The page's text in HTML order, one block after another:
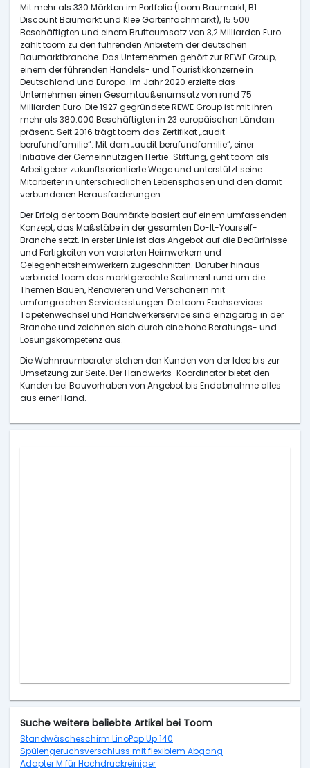
Mit mehr als 330 Märkten im Portfolio (toom Baumarkt, B1
Discount Baumarkt und Klee Gartenfachmarkt), 15.500
Beschäftigten und einem Bruttoumsatz von 3,2 Milliarden Euro
zählt toom zu den führenden Anbietern der deutschen
Baumarktbranche. Das Unternehmen gehört zur REWE Group,
einem der führenden Handels- und Touristikkonzerne in
Deutschland und Europa. Im Jahr 2020 erzielte das
Unternehmen einen Gesamtaußenumsatz von rund 75
Milliarden Euro. Die 1927 gegründete REWE Group ist mit ihren
mehr als 380.000 Beschäftigten in 23 europäischen Ländern
präsent. Seit 2016 trägt toom das Zertifikat „audit
berufundfamilie“. Mit dem „audit berufundfamilie“, einer
Initiative der Gemeinnützigen Hertie-Stiftung, geht toom als
Arbeitgeber zukunftsorientierte Wege und unterstützt seine
Mitarbeiter in unterschiedlichen Lebensphasen und den damit
verbundenen Herausforderungen.
Der Erfolg der toom Baumärkte basiert auf einem umfassenden
Konzept, das Maßstäbe in der gesamten Do-It-Yourself-
Branche setzt. In erster Linie ist das Angebot auf die Bedürfnisse
und Fertigkeiten von versierten Heimwerkern und
Gelegenheitsheimwerkern zugeschnitten. Darüber hinaus
verbindet toom das marktgerechte Sortiment rund um die
Themen Bauen, Renovieren und Verschönern mit
umfangreichen Serviceleistungen. Die toom Fachservices
Tapetenwechsel und Handwerkerservice sind einzigartig in der
Branche und zeichnen sich durch eine hohe Beratungs- und
Lösungskompetenz aus.
Die Wohnraumberater stehen den Kunden von der Idee bis zur
Umsetzung zur Seite. Der Handwerks-Koordinator bietet den
Kunden bei Bauvorhaben von Angebot bis Endabnahme alles
aus einer Hand.
Suche weitere beliebte Artikel bei Toom
Standwäscheschirm LinoPop Up 140
Spülengeruchsverschluss mit flexiblem Abgang
Adapter M für Hochdruckreiniger